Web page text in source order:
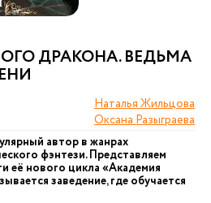
ДРАКОНА. ВЕДЬМА
Наталья Жильцова
Оксана Разыграева
автор в жанрах
фэнтези. Представляем
её нового цикла «Академия
заведение, где обучается